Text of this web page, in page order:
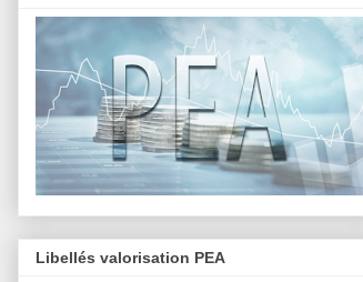
Libellés valorisation PEA